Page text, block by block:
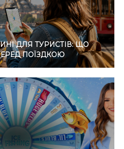
ДЛЯ ТУРИСТІВ: ЩО
ПОЇЗДКОЮ